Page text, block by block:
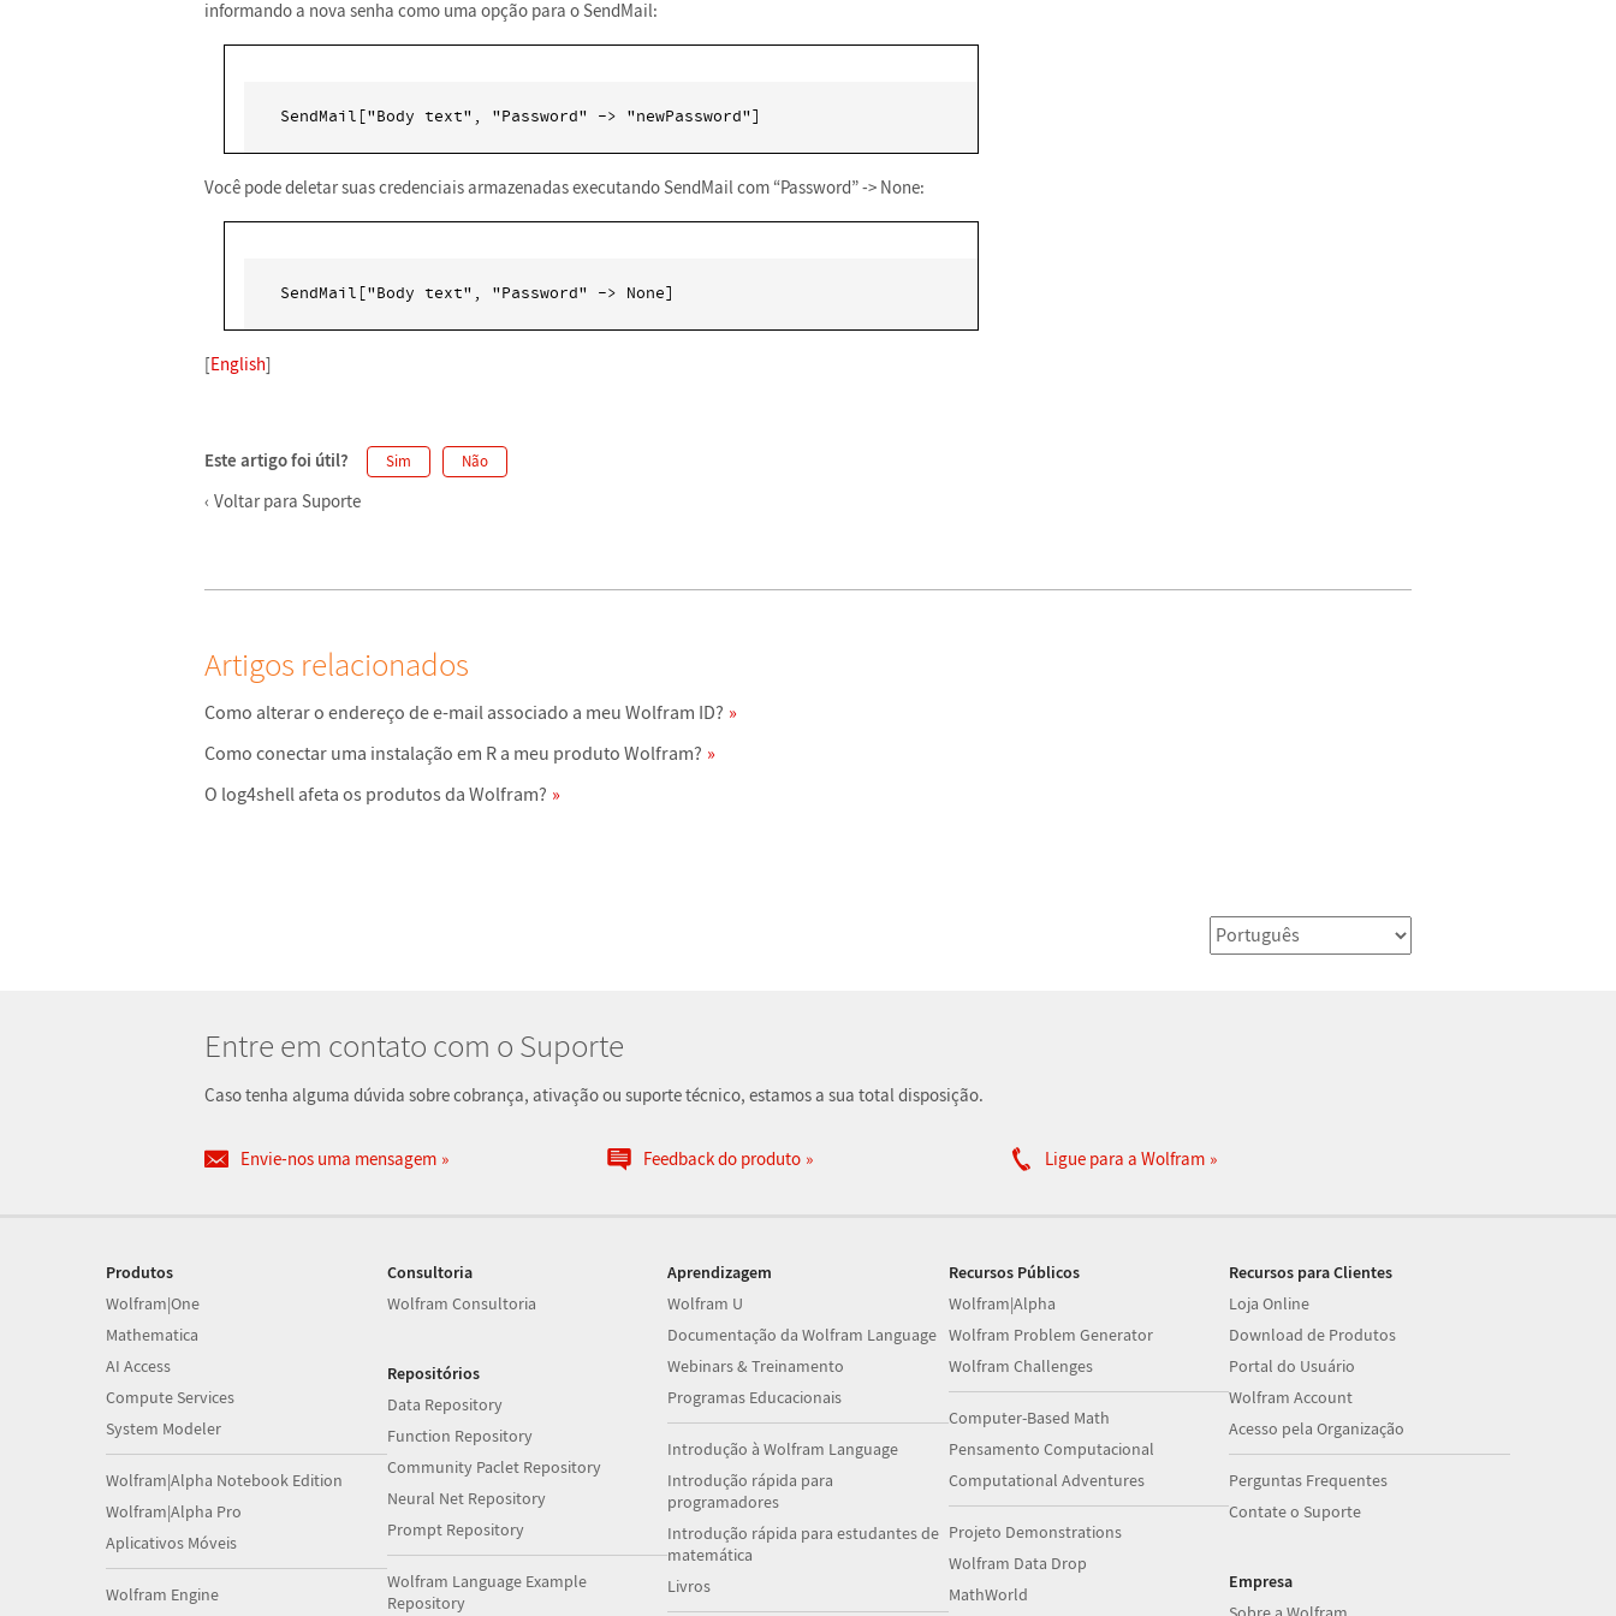
informando a nova senha como uma opção para o SendMail:
SendMail["Body text", "Password" -> "newPassword"]
Você pode deletar suas credenciais armazenadas executando SendMail com “Password” -> None:
SendMail["Body text", "Password" -> None]
[English]
Este artigo foi útil? Sim Não
Voltar para Suporte
Artigos relacionados
Como alterar o endereço de e-mail associado a meu Wolfram ID?
Como conectar uma instalação em R a meu produto Wolfram?
O log4shell afeta os produtos da Wolfram?
Entre em contato com o Suporte
Caso tenha alguma dúvida sobre cobrança, ativação ou suporte técnico, estamos a sua total disposição.
Envie-nos uma mensagem Feedback do produto Ligue para a Wolfram
Produtos
Wolfram|One
Mathematica
AI Access
Compute Services
System Modeler
Wolfram|Alpha Notebook Edition
Wolfram|Alpha Pro
Aplicativos Móveis
Wolfram Engine
Consultoria
Wolfram Consultoria
Repositórios
Data Repository
Function Repository
Community Paclet Repository
Neural Net Repository
Prompt Repository
Wolfram Language Example
Repository
Aprendizagem
Wolfram U
Documentação da Wolfram Language
Webinars & Treinamento
Programas Educacionais
Introdução à Wolfram Language
Introdução rápida para
programadores
Introdução rápida para estudantes de
matemática
Livros
Recursos Públicos
Wolfram|Alpha
Wolfram Problem Generator
Wolfram Challenges
Computer-Based Math
Pensamento Computacional
Computational Adventures
Projeto Demonstrations
Wolfram Data Drop
MathWorld
Recursos para Clientes
Loja Online
Download de Produtos
Portal do Usuário
Wolfram Account
Acesso pela Organização
Perguntas Frequentes
Contate o Suporte
Empresa